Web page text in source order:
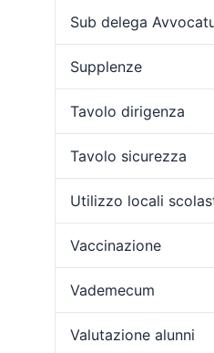
Sub delega
Supplenze
Tavolo dirigenza
Tavolo sicurezza
Utilizzo locali
Vaccinazione
Vademecum
Valutazione alunni